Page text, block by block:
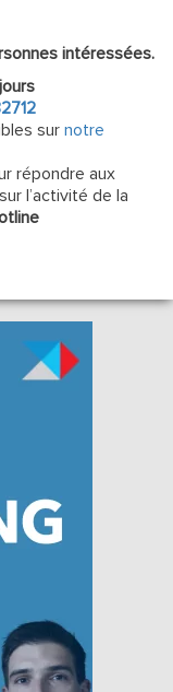
intéressées.
sur notre
répondre aux
l’activité de la